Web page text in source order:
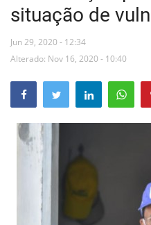
Floriano
Mural de Licitações
Notícias
Vídeos
Webmail
situação de
Jun 29, 2020 - 12:34
Alterado: Nov 16, 2020 - 10:40